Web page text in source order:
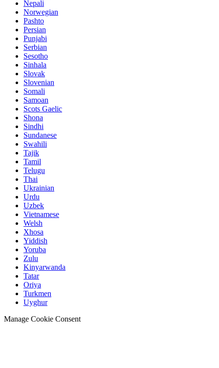
Nepali
Norwegian
Pashto
Persian
Punjabi
Serbian
Sesotho
Sinhala
Slovak
Slovenian
Somali
Samoan
Scots Gaelic
Shona
Sindhi
Sundanese
Swahili
Tajik
Tamil
Telugu
Thai
Ukrainian
Urdu
Uzbek
Vietnamese
Welsh
Xhosa
Yiddish
Yoruba
Zulu
Kinyarwanda
Tatar
Oriya
Turkmen
Uyghur
Manage Cookie Consent